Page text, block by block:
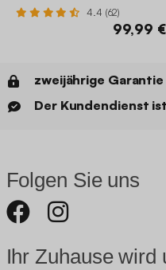
4.4 (62)
99,99 €
zweijährige Garantie
Der Kundendienst
Folgen Sie uns
Ihr Zuhause wird